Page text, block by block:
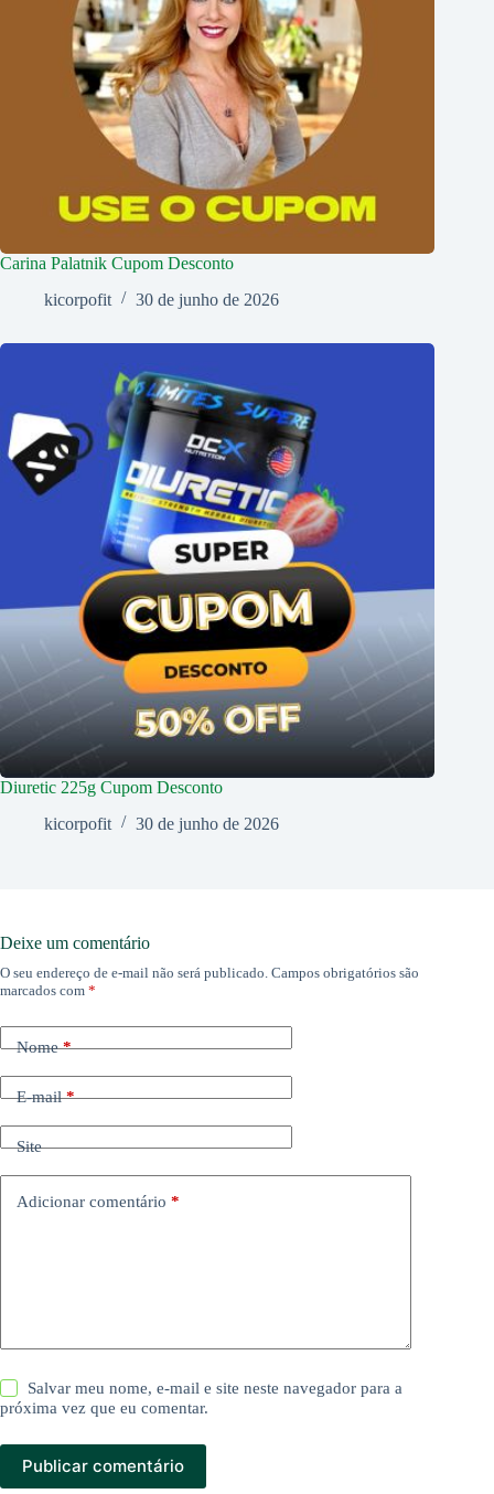
Carina Palatnik Cupom Desconto
kicorpofit
30 de junho de 2026
Diuretic 225g Cupom Desconto
kicorpofit
30 de junho de 2026
Deixe um comentário
O seu endereço de e-mail não será publicado. Campos obrigatórios são
marcados com *
Nome*
E-mail*
Site
Adicionar comentário *
Salvar meu nome, e-mail e site neste navegador para a
próxima vez que eu comentar.
Publicar comentário